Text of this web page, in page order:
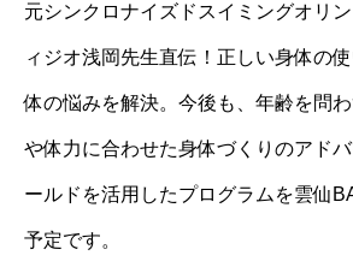
元シンクロナイズドスイミングオリ
ィジオ浅岡先生直伝！正しい身体の
体の悩みを解決。今後も、年齢を問
や体力に合わせた身体づくりのアド
ールドを活用したプログラムを雲仙
予定です。